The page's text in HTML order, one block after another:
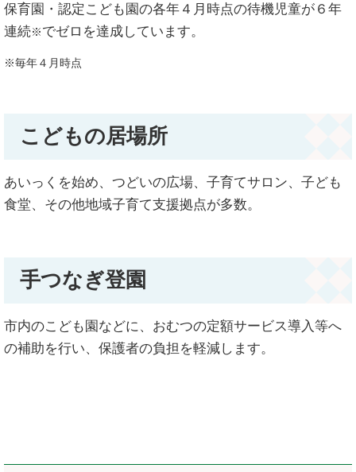
保育園・認定こども園の各年４月時点の待機児童が６年
連続※ でゼロを達成しています。
※毎年４月時点
こどもの居場所
あいっくを始め、つどいの広場、子育てサロン、子ども
食堂、その他地域子育て支援拠点が多数。
手つなぎ登園
市内のこども園などに、おむつの定額サービス導入等へ
の補助を行い、保護者の負担を軽減します。